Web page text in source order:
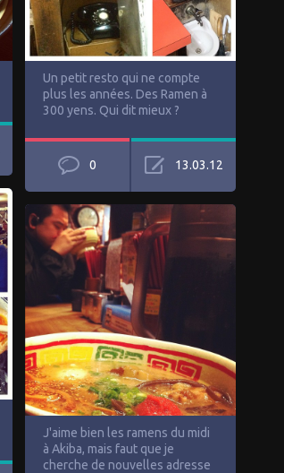
Un petit resto qui ne compte
plus les années. Des Ramen à
300 yens. Qui dit mieux ?
0 13.03.12
J'aime bien les ramens du midi
à Akiba, mais faut que je
cherche de nouvelles adresse